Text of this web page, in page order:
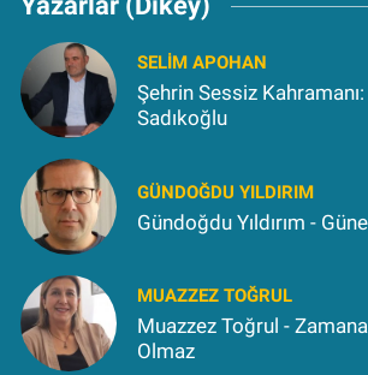
SELIM APOHAN
Şehrin Sessiz
Sadıkoğlu
GÜNDOĞDU YILDIRIM
Gündoğdu Yıldırım -
MUAZZEZ TOĞRUL
Muazzez Toğrul -
Olmaz